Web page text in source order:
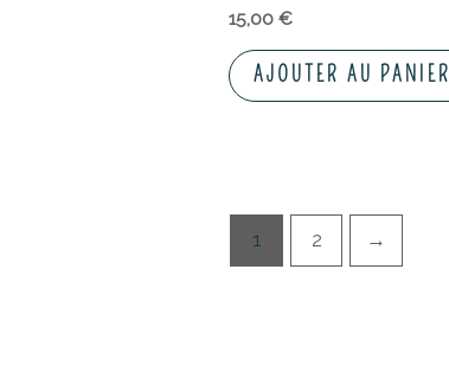
15,00€
AJOUTER AU PANIER
1 2 →